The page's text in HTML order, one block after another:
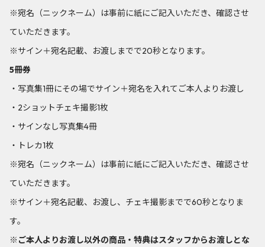
※宛名（ニックネーム）は事前に紙にご記入いただき、確認させ
ていただきます。
※サイン＋宛名記載、お渡しまでで20秒となります。
5冊券
・写真集1冊にその場でサイン＋宛名を入れてご本人よりお渡し
・2ショットチェキ撮影1枚
・サインなし写真集4冊
・トレカ1枚
※宛名（ニックネーム）は事前に紙にご記入いただき、確認させ
ていただきます。
※サイン＋宛名記載、お渡し、チェキ撮影までで60秒となりま
す。
※ご本人よりお渡し以外の商品・特典はスタッフからお渡しとな